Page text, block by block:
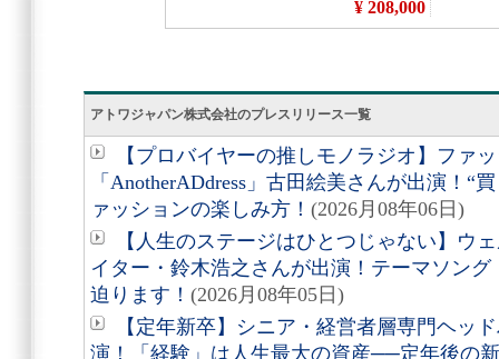
アトワジャパン株式会社のプレスリリース一覧
【プロバイヤーの推しモノラジオ】ファ
「AnotherADdress」古田絵美さんが出演！“
ァッションの楽しみ方！ (2026月08年06日)
【人生のステージはひとつじゃない】ウ
イター・鈴木浩之さんが出演！テーマソン
迫ります！ (2026月08年05日)
【定年新卒】シニア・経営者層専門ヘッ
演！「経験」は人生最大の資産──定年後の